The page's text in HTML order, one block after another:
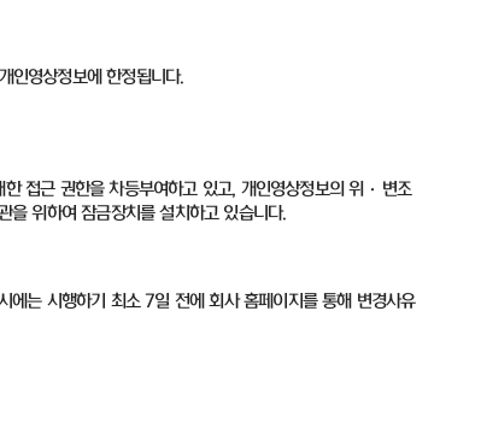
인영상정보에 한정됩니다.
접근 권한을 차등부여하고 있고, 개인영상정보의 위 · 변조
을 위하여 잠금장치를 설치하고 있습니다.
에는 시행하기 최소7일 전에 회사 홈페이지를 통해 변경사유